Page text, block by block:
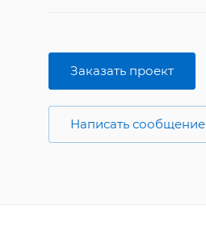
Заказать проект
Написать сообщение